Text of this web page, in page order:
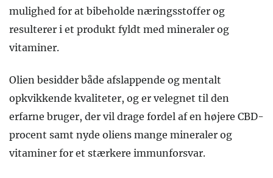
mulighed for at bibeholde næringsstoffer og
resulterer i et produkt fyldt med mineraler og
vitaminer.
Olien besidder både afslappende og mentalt
opkvikkende kvaliteter, og er velegnet til den
erfarne bruger, der vil drage fordel af en højere CBD-
procent samt nyde oliens mange mineraler og
vitaminer for et stærkere immunforsvar.